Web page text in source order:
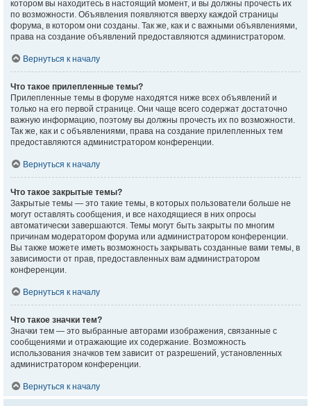
котором вы находитесь в настоящий момент, и вы должны прочесть их
по возможности. Объявления появляются вверху каждой страницы
форума, в котором они созданы. Так же, как и с важными объявлениями,
права на создание объявлений предоставляются администратором.
Вернуться к началу
Что такое прилепленные темы?
Прилепленные темы в форуме находятся ниже всех объявлений и
только на его первой странице. Они чаще всего содержат достаточно
важную информацию, поэтому вы должны прочесть их по возможности.
Так же, как и с объявлениями, права на создание прилепленных тем
предоставляются администратором конференции.
Вернуться к началу
Что такое закрытые темы?
Закрытые темы — это такие темы, в которых пользователи больше не
могут оставлять сообщения, и все находящиеся в них опросы
автоматически завершаются. Темы могут быть закрыты по многим
причинам модератором форума или администратором конференции.
Вы также можете иметь возможность закрывать созданные вами темы, в
зависимости от прав, предоставленных вам администратором
конференции.
Вернуться к началу
Что такое значки тем?
Значки тем — это выбранные авторами изображения, связанные с
сообщениями и отражающие их содержание. Возможность
использования значков тем зависит от разрешений, установленных
администратором конференции.
Вернуться к началу